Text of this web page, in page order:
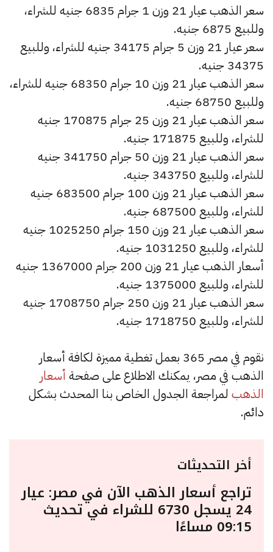
سعر الذهب عيار 21 وزن 1 جرام 6835 جنيه للشراء،
وللبيع 6875 جنيه.
سعر عيار 21 وزن 5 جرام 34175 جنيه للشراء، وللبيع
34375 جنيه.
سعر الذهب عيار 21 وزن 10 جرام 68350 جنيه للشراء،
وللبيع 68750 جنيه.
سعر الذهب عيار 21 وزن 25 جرام 170875 جنيه
للشراء، وللبيع 171875 جنيه.
سعر الذهب عيار 21 وزن 50 جرام 341750 جنيه
للشراء، وللبيع 343750 جنيه.
سعر الذهب عيار 21 وزن 100 جرام 683500 جنيه
للشراء، وللبيع 687500 جنيه.
سعر الذهب عيار 21 وزن 150 جرام 1025250 جنيه
للشراء، وللبيع 1031250 جنيه.
أسعار الذهب عيار 21 وزن 200 جرام 1367000 جنيه
للشراء، وللبيع 1375000 جنيه.
سعر الذهب عيار 21 وزن 250 جرام 1708750 جنيه
للشراء، وللبيع 1718750 جنيه.
نقوم في مصر 365 بعمل تغطية مميزة لكافة أسعار
الذهب في مصر، يمكنك الاطلاع على صفحة أسعار
الذهب لمراجعة الجدول الخاص بنا المحدث بشكل
دائم.
أخر التحديثات
تراجع أسعار الذهب الآن في مصر: عيار
24 يسجل 6730 للشراء في تحديث
09:15 مساءًا